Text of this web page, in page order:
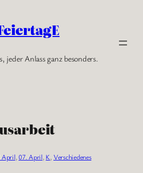
jeder Anlass ganz besonders.
April, 07. April, K, Verschiedenes